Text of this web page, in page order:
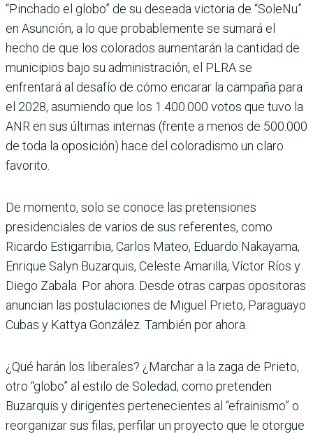
“Pinchado el globo” de su deseada victoria de “SoleNu”
en Asunción, a lo que probablemente se sumará el
hecho de que los colorados aumentarán la cantidad de
municipios bajo su administración, el PLRA se
enfrentará al desafío de cómo encarar la campaña para
el 2028, asumiendo que los 1.400.000 votos que tuvo la
ANR en sus últimas internas (frente a menos de 500.000
de toda la oposición) hace del coloradismo un claro
favorito.
De momento, solo se conoce las pretensiones
presidenciales de varios de sus referentes, como
Ricardo Estigarribia, Carlos Mateo, Eduardo Nakayama,
Enrique Salyn Buzarquis, Celeste Amarilla, Víctor Ríos y
Diego Zabala. Por ahora. Desde otras carpas opositoras
anuncian las postulaciones de Miguel Prieto, Paraguayo
Cubas y Kattya González. También por ahora.
¿Qué harán los liberales? ¿Marchar a la zaga de Prieto,
otro “globo” al estilo de Soledad, como pretenden
Buzarquis y dirigentes pertenecientes al “efrainismo” o
reorganizar sus filas, perfilar un proyecto que le otorgue